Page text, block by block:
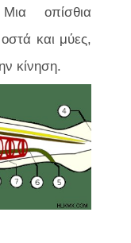
οπίσθια
και μύες,
κίνηση.